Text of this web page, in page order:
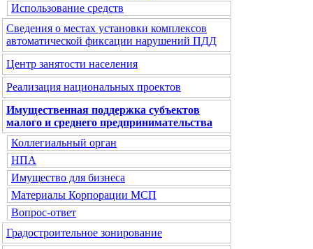
Использование средств
Сведения о местах установки комплексов
автоматической фиксации нарушений ПДД
Центр занятости населения
Реализация национальных проектов
Имущественная поддержка субъектов
малого и среднего предпринимательства
Коллегиальный орган
НПА
Имущество для бизнеса
Материалы Корпорации МСП
Вопрос-ответ
Градостроительное зонирование